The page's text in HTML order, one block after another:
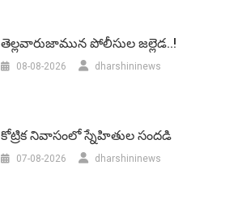
తెల్లవారుజామున పోలీసుల జల్లెడ..!
08-08-2026 dharshininews
కోట్రిక నివాసంలో స్నేహితుల సందడి
07-08-2026 dharshininews